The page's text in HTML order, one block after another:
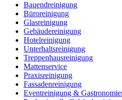
Bauendreinigung
Büroreinigung
Glasreinigung
Gebäudereinigung
Hotelreinigung
Unterhaltsreinigung
Treppenhausreinigung
Mattenservice
Praxisreinigung
Fassadenreinigung
Eventreinigung &